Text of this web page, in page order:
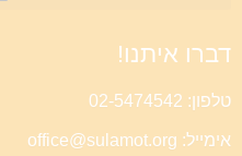
דברו איתנו!
טלפון: 02-5474542
אימייל: office@sulamot.org